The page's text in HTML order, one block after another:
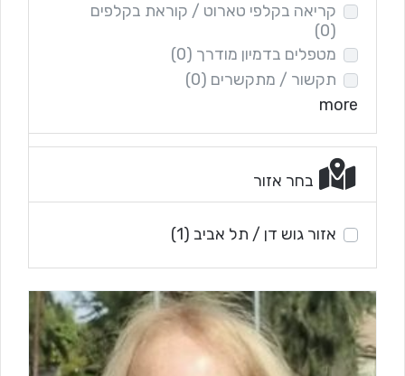
קריאה בקלפי טארוט / קוראת בקלפים
(0)
מטפלים בדמיון מודרך (0)
תקשור / מתקשרים (0)
more
בחר אזור
אזור גוש דן / תל אביב (1)